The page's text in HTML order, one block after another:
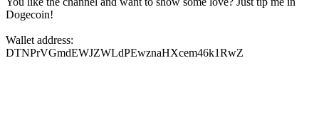
Dogecoin!
Wallet address:
DTNPrVGmdEWJZWLdPEwznaHXcem46k1RwZ